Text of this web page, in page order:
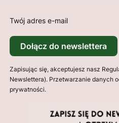
Twój adres e-mail
Dołącz do newslettera
Zapisując się, akceptujesz nasz
Newslettera). Przetwarzanie danych
prywatności.